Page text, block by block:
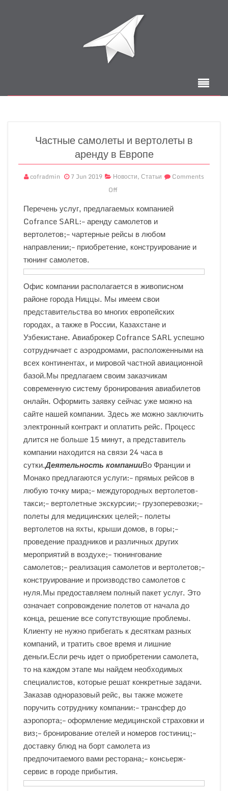
Частные самолеты и вертолеты в
аренду в Европе
cofradmin 7 Jun 2019 Новости, Статьи
Comments
Off
Перечень услуг, предлагаемых компанией
Cofrance SARL:– аренду самолетов и
вертолетов;– чартерные рейсы в любом
направлении;– приобретение, конструирование и
тюнинг самолетов.
Офис компании располагается в живописном
районе города Ниццы. Мы имеем свои
представительства во многих европейских
городах, а также в России, Казахстане и
Узбекистане. Авиаброкер Cofrance SARL успешно
сотрудничает с аэродромами, расположенными на
всех континентах, и мировой частной авиационной
базой.Мы предлагаем своим заказчикам
современную систему бронирования авиабилетов
онлайн. Оформить заявку сейчас уже можно на
сайте нашей компании. Здесь же можно заключить
электронный контракт и оплатить рейс. Процесс
длится не больше 15 минут, а представитель
компании находится на связи 24 часа в
сутки.Деятельность компанииВо Франции и
Монако предлагаются услуги:– прямых рейсов в
любую точку мира;– междугородных вертолетов-
такси;– вертолетные экскурсии;– грузоперевозки;–
полеты для медицинских целей;– полеты
вертолетов на яхты, крыши домов, в горы;–
проведение праздников и различных других
мероприятий в воздухе;– тюнингование
самолетов;– реализация самолетов и вертолетов;–
конструирование и производство самолетов с
нуля.Мы предоставляем полный пакет услуг. Это
означает сопровождение полетов от начала до
конца, решение все сопутствующие проблемы.
Клиенту не нужно прибегать к десяткам разных
компаний, и тратить свое время и лишние
деньги.Если речь идет о приобретении самолета,
то на каждом этапе мы найдем необходимых
специалистов, которые решат конкретные задачи.
Заказав одноразовый рейс, вы также можете
поручить сотруднику компании:– трансфер до
аэропорта;– оформление медицинской страховки и
виз;– бронирование отелей и номеров гостиниц;–
доставку блюд на борт самолета из
предпочитаемого вами ресторана;– консьерж-
сервис в городе прибытия.